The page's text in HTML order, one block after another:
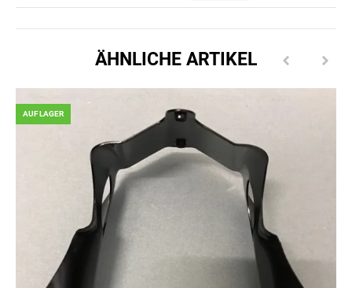
ÄHNLICHE ARTIKEL
AUF LAGER